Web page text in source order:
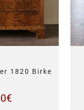
1820 Birke
€